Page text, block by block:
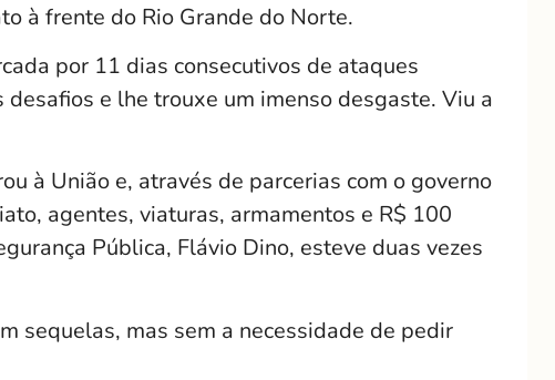
à frente do Rio Grande do Norte.
por 11 dias consecutivos de ataques
e lhe trouxe um imenso desgaste. Viu a
à União e, através de parcerias com o governo
agentes, viaturas, armamentos e R$ 100
Pública, Flávio Dino, esteve duas vezes
sequelas, mas sem a necessidade de pedir